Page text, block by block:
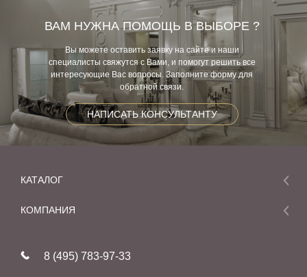
ВАМ НУЖНА ПОМОЩЬ В ВЫБОРЕ ?
Вы можете оставить заявку на сайте и наши
специалисты свяжутся с Вами, и помогут решить все
интересующие Вас вопросы. Заполните форму для
обратной связи.
НАПИСАТЬ КОНСУЛЬТАНТУ
КАТАЛОГ
Мебель
КОМПАНИЯ
Реставрация
8 (495) 783-97-33